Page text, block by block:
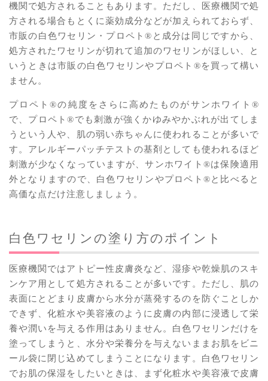
機関で処方されることもあります。ただし、医療機関で処
方される場合もとくに薬効成分などが加えられておらず、
市販の白色ワセリン・プロペト®︎と成分は同じですから、
処方されたワセリンが切れて追加のワセリンがほしい、と
いうときは市販の白色ワセリンやプロペト®︎を買って構い
ません。
プロペト®︎の純度をさらに高めたものがサンホワイト®︎
で、プロペト®︎でも刺激が強くかゆみやかぶれが出てしま
うという人や、肌の弱い赤ちゃんに使われることが多いで
す。アレルギーパッチテストの基剤としても使われるほど
刺激が少なくなっていますが、サンホワイト®︎は保険適用
外となりますので、白色ワセリンやプロペト®︎と比べると
高価な点だけ注意しましょう。
白色ワセリンの塗り方のポイント
医療機関ではアトピー性皮膚炎など、湿疹や乾燥肌のスキ
ンケア用として処方されることが多いです。ただし、肌の
表面にとどまり皮膚から水分が蒸発するのを防ぐことしか
できず、化粧水や美容液のように皮膚の内部に浸透して栄
養や潤いを与える作用はありません。白色ワセリンだけを
塗ってしまうと、水分や栄養分を与えないままお肌をビニ
ール袋に閉じ込めてしまうことになります。白色ワセリン
でお肌の保湿をしたいときは、まず化粧水や美容液で皮膚